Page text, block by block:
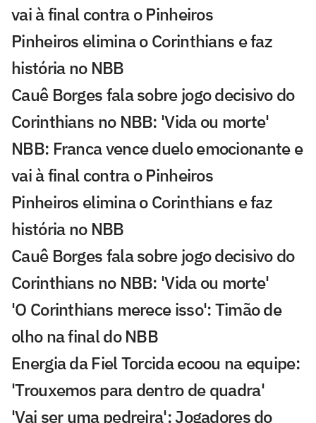
vai à final contra o Pinheiros
Pinheiros elimina o Corinthians e faz
história no NBB
Cauê Borges fala sobre jogo decisivo do
Corinthians no NBB: 'Vida ou morte'
NBB: Franca vence duelo emocionante e
vai à final contra o Pinheiros
Pinheiros elimina o Corinthians e faz
história no NBB
Cauê Borges fala sobre jogo decisivo do
Corinthians no NBB: 'Vida ou morte'
'O Corinthians merece isso': Timão de
olho na final do NBB
Energia da Fiel Torcida ecoou na equipe:
'Trouxemos para dentro de quadra'
'Vai ser uma pedreira': Jogadores do